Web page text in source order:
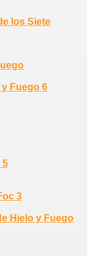
los Siete
Fuego 6
5
3
Hielo y Fuego